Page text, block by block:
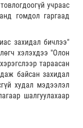
учраас
гомдол гаргаад
захидал бичлээ"
хэлэхдээ "Олон
тараасан
байсан захидал
худал мэдээлэл
шалгуулахаар